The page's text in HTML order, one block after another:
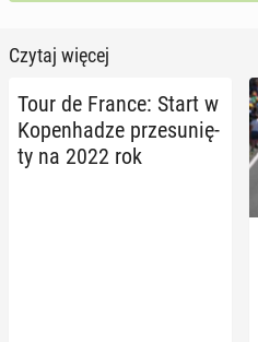
Czytaj więcej
Tour de France: Start w
Ko­pen­ha­dze prze­su­nię­
ty na 2022 rok